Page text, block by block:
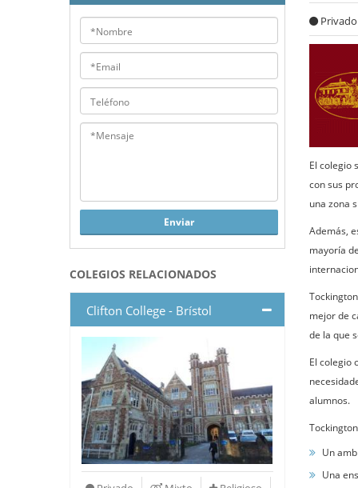
Privado
El colegio
con sus
una zona
Además,
mayoría
mejor de
de la que
El colegio
alumnos.
Un
Una
Enviar
COLEGIOS RELACIONADOS
Clifton College - Brístol